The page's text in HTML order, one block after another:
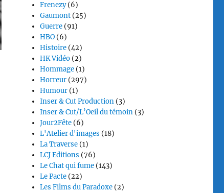
Frenezy(6)
Gaumont (25)
Guerre (91)
HBO (6)
Histoire (42)
HK Vidéo (2)
Hommage (1)
Horreur (297)
Humour (1)
Inser & Cut Production (3)
Inser & Cut/L’Oeil du témoin (3)
Jour2Fête (6)
L'Atelier d'images (18)
La Traverse (1)
LCJ Editions (76)
Le Chat qui fume (143)
Le Pacte (22)
Les Films du Paradoxe (2)